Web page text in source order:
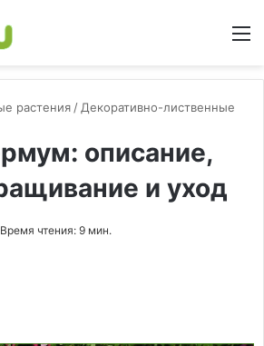
растения / Декоративно-лиственные
описание,
и уход
Время чтения: 9 мин.